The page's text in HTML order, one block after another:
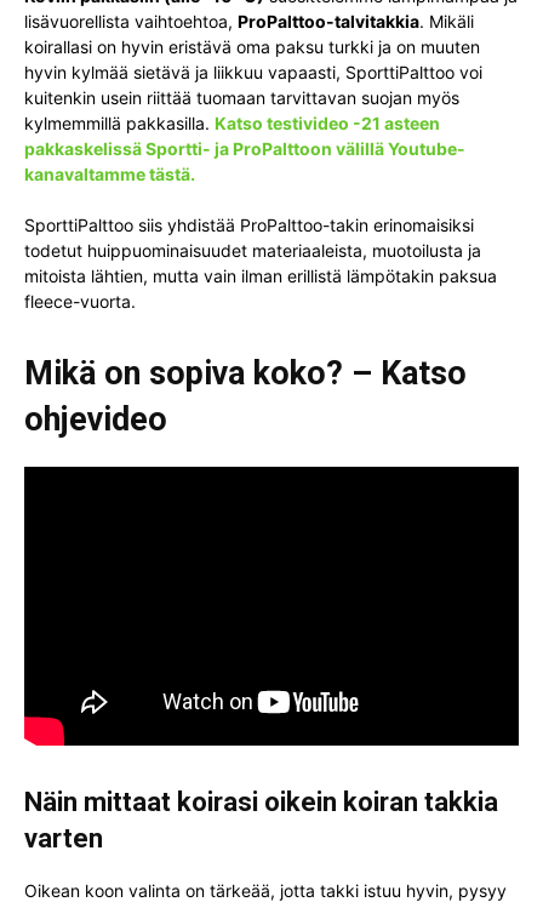
lisävuorellista vaihtoehtoa, ProPalttoo-talvitakkia. Mikäli
koirallasi on hyvin eristävä oma paksu turkki ja on muuten
hyvin kylmää sietävä ja liikkuu vapaasti, SporttiPalttoo voi
kuitenkin usein riittää tuomaan tarvittavan suojan myös
kylmemmillä pakkasilla. Katso testivideo -21 asteen
pakkaskelissä Sportti- ja ProPalttoon välillä Youtube-
kanavaltamme tästä.
SporttiPalttoo siis yhdistää ProPalttoo-takin erinomaisiksi
todetut huippuominaisuudet materiaaleista, muotoilusta ja
mitoista lähtien, mutta vain ilman erillistä lämpötakin paksua
fleece-vuorta.
Mikä on sopiva koko? – Katso
ohjevideo
Näin mittaat koirasi oikein koiran takkia
varten
Oikean koon valinta on tärkeää, jotta takki istuu hyvin, pysyy